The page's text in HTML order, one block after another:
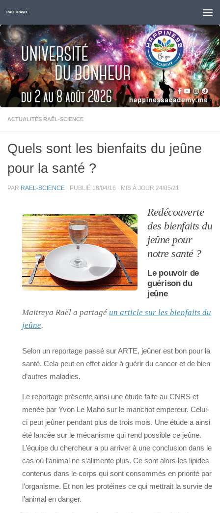
Skip to content
RAËL FRANCE
ACTUALITÉS RAËL-SCIENCE
Quels sont les bienfaits du jeûne
pour la santé ?
PAR RAEL-SCIENCE · PUBLIÉ 18/04/16 · MIS À JOUR 24/05/21
Redécouverte
des bienfaits du
jeûne pour
notre santé ?
Le pouvoir de
guérison du
jeûne
Maitreya Raël a partagé un article sur les bienfaits du
jeûne.
Selon un reportage passé sur ARTE, jeûner est bon pour la
santé. Cela peut en effet aider à guérir du cancer et de bien
d’autres maladies.
Le reportage présente ainsi une étude faite au CNRS et
menée par Yvon Le Maho sur le manchot empereur. Celui-
ci peut jeûner pendant plus de trois mois. Une étude a ainsi
été lancée sur le mécanisme qui rend possible ce jeûne.
L’équipe du chercheur a pu arriver à une conclusion dans le
cas où l’animal ne s’alimente plus. Ce sont alors les lipides
contenus dans le corps qui sont consommés en priorité par
l’organisme. Et non les protéines ce qui mettrait la survie de
l’animal en danger.